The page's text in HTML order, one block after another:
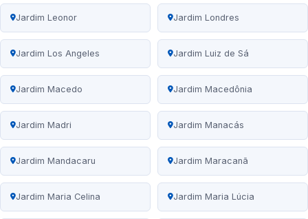
Jardim Leonor Jardim Londres
Jardim Los Angeles Jardim Luiz de Sá
Jardim Macedo Jardim Macedônia
Jardim Madri Jardim Manacás
Jardim Mandacaru Jardim Maracanã
Jardim Maria Celina Jardim Maria Lúcia